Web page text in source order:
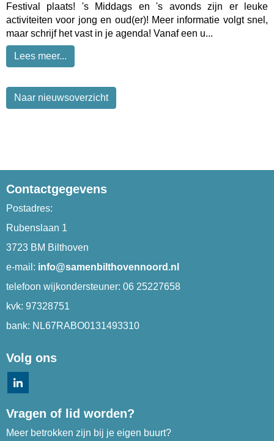
Festival plaats! 's Middags en 's avonds zijn er leuke
activiteiten voor jong en oud(er)! Meer informatie volgt snel,
maar schrijf het vast in je agenda! Vanaf een u...
Lees meer...
Naar nieuwsoverzicht
Contactgegevens
Postadres:
Rubenslaan 1
3723 BM Bilthoven
e-mail: ofni@samenbilthovennoord.nl
telefoon wijkondersteuner: 06 25227658
kvk: 97328751
bank: NL67RABO0131493310
Volg ons
Vragen of lid worden?
Meer betrokken zijn bij je eigen buurt?